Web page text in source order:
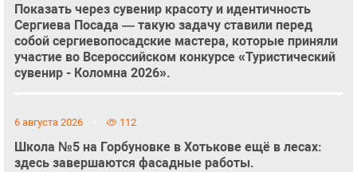
Показать через сувенир красоту и идентичность
Сергиева Посада — такую задачу ставили перед
собой сергиевопосадские мастера, которые приняли
участие во Всероссийском конкурсе «Туристический
сувенир - Коломна 2026».
6 августа 2026 112
Школа №5 на Горбуновке в Хотькове ещё в лесах:
здесь завершаются фасадные работы.